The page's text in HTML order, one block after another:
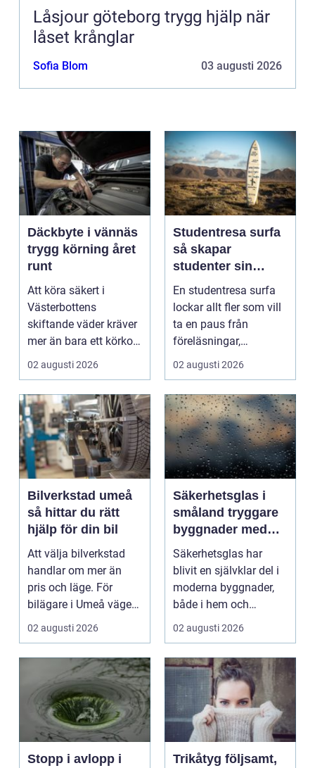
Låsjour göteborg trygg hjälp när
låset krånglar
Sofia Blom 03 augusti 2026
Däckbyte i vännäs
trygg körning året
runt
Att köra säkert i
Västerbottens
skiftande väder kräver
mer än bara ett körkort
och en pålitlig bil. ...
02 augusti 2026
Studentresa surfa
så skapar
studenter sin
ultimata paus från
plugget
En studentresa surfa
lockar allt fler som vill
ta en paus från
föreläsningar,
tentaplugg och sena
02 augusti 2026
Bilverkstad umeå
så hittar du rätt
hjälp för din bil
Att välja bilverkstad
handlar om mer än
pris och läge. För
bilägare i Umeå väger
trygghet, tillgängl...
02 augusti 2026
Säkerhetsglas i
småland tryggare
byggnader med
smarta
glaslösningar
Säkerhetsglas har
blivit en självklar del i
moderna byggnader,
både i hem och
offentliga miljöer. I ...
02 augusti 2026
Stopp i avlopp i
Trikåtyg följsamt,